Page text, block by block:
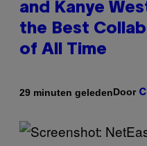
and Kanye
the Best
of All Time
29 minuten geledenDoor